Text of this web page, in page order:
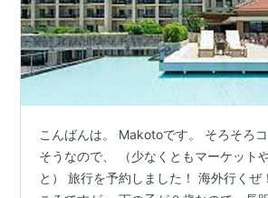
こんばんは。 Makotoです。 そろそろ
そうなので、 （少なくともマーケット
と） 旅行を予約しました！ 海外行くぜ